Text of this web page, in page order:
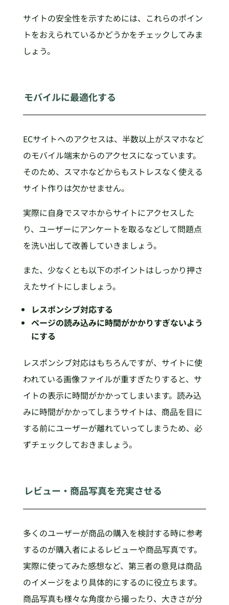
サイトの安全性を示すためには、これらのポイン
トをおえられているかどうかをチェックしてみま
しょう。
モバイルに最適化する
ECサイトへのアクセスは、半数以上がスマホなど
のモバイル端末からのアクセスになっています。
そのため、スマホなどからもストレスなく使える
サイト作りは欠かせません。
実際に自身でスマホからサイトにアクセスした
り、ユーザーにアンケートを取るなどして問題点
を洗い出して改善していきましょう。
また、少なくとも以下のポイントはしっかり押さ
えたサイトにしましょう。
レスポンシブ対応する
ページの読み込みに時間がかかりすぎないよう
にする
レスポンシブ対応はもちろんですが、サイトに使
われている画像ファイルが重すぎたりすると、サ
イトの表示に時間がかかってしまいます。読み込
みに時間がかかってしまうサイトは、商品を目に
する前にユーザーが離れていってしまうため、必
ずチェックしておきましょう。
レビュー・商品写真を充実させる
多くのユーザーが商品の購入を検討する時に参考
するのが購入者によるレビューや商品写真です。
実際に使ってみた感想など、第三者の意見は商品
のイメージをより具体的にするのに役立ちます。
商品写真も様々な角度から撮ったり、大きさが分